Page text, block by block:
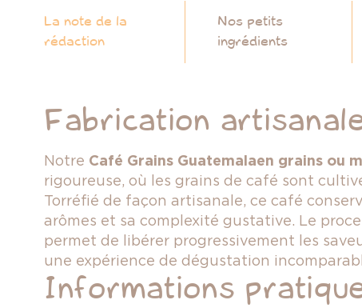
La note de la
rédaction
Nos petits
ingrédients
Fabrication
Notre Café Grains Guatemalaen grains ou
rigoureuse, où les grains de café sont
Torréfié de façon artisanale, ce café
arômes et sa complexité gustative. Le
permet de libérer progressivement les
une expérience de dégustation
Informations